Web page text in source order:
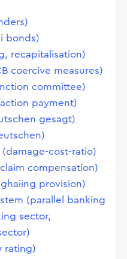
bonds)
recapitalisation)
coercive measures)
committee)
payment)
gesagt)
cost-ratio)
compensation)
provision)
(parallel banking
sector,
rating)